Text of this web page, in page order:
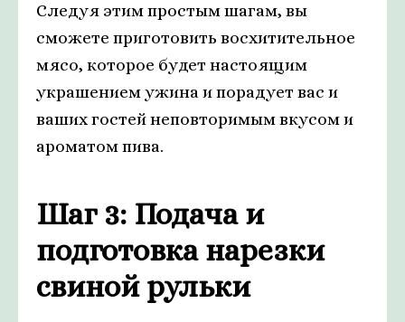
Следуя этим простым шагам, вы
сможете приготовить восхитительное
мясо, которое будет настоящим
украшением ужина и порадует вас и
ваших гостей неповторимым вкусом и
ароматом пива.
Шаг 3: Подача и
подготовка нарезки
свиной рульки